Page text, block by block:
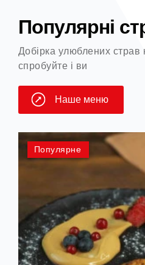
Популярні
Добірка улюблених страв
спробуйте і ви
Наше меню
Популярне